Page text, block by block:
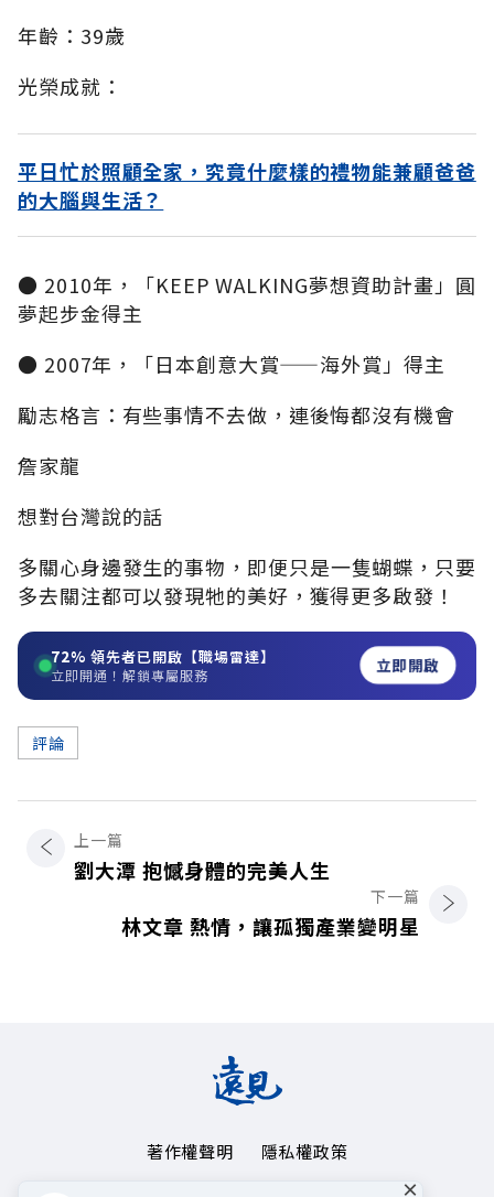
年齡：39歲
光榮成就：
平日忙於照顧全家，究竟什麼樣的禮物能兼顧爸爸
的大腦與生活？
● 2010年，「KEEP WALKING夢想資助計畫」圓
夢起步金得主
● 2007年，「日本創意大賞——海外賞」得主
勵志格言：有些事情不去做，連後悔都沒有機會
詹家龍
想對台灣說的話
多關心身邊發生的事物，即便只是一隻蝴蝶，只要
多去關注都可以發現牠的美好，獲得更多啟發！
72% 領先者已開啟【職場雷達】
立即開通！解鎖專屬服務 立即開啟
評論
上一篇
劉大潭 抱憾身體的完美人生
下一篇
林文章 熱情，讓孤獨產業變明星
著作權聲明
隱私權政策
×